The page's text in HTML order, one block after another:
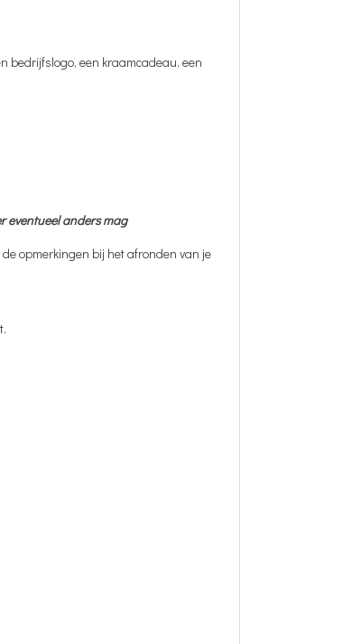
bedrijfslogo, een kraamcadeau, een
eventueel anders mag
opmerkingen bij het afronden van je